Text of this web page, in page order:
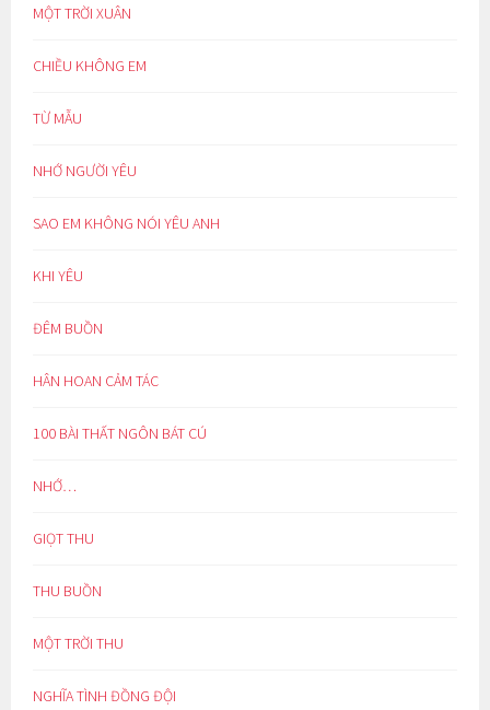
MỘT TRỜI XUÂN
CHIỀU KHÔNG EM
TỪ MẪU
NHỚ NGƯỜI YÊU
SAO EM KHÔNG NÓI YÊU ANH
KHI YÊU
ĐÊM BUỒN
HÂN HOAN CẢM TÁC
100 BÀI THẤT NGÔN BÁT CÚ
NHỚ…
GIỌT THU
THU BUỒN
MỘT TRỜI THU
NGHĨA TÌNH ĐỒNG ĐỘI